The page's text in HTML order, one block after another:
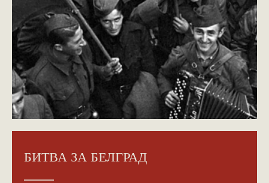
БИТВА ЗА БЕЛГРАД